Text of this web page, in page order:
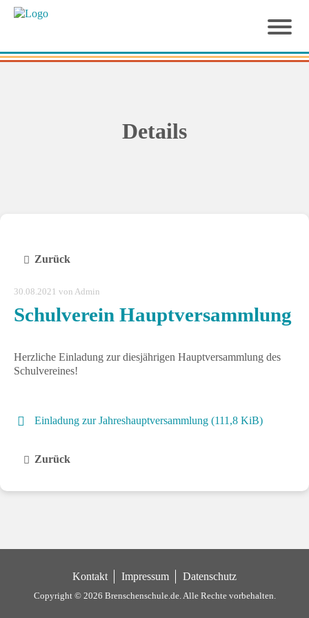
Details
Zurück
30.08.2021 von Admin
Schulverein Hauptversammlung
Herzliche Einladung zur diesjährigen Hauptversammlung des
Schulvereines!
Einladung zur Jahreshauptversammlung (111,8 KiB)
Zurück
Copyright © 2026 Brenschenschule.de.Alle Rechte vorbehalten.
Kontakt Impressum Datenschutz